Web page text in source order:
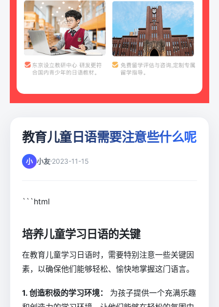
教育儿童日语需要注意些什么呢
小 小友 2023-11-15
```html
培养儿童学习日语的关键
在教育儿童学习日语时，需要特别注意一些关键因
素，以确保他们能够轻松、愉快地掌握这门语言。
1. 创造积极的学习环境：
为孩子提供一个充满乐趣